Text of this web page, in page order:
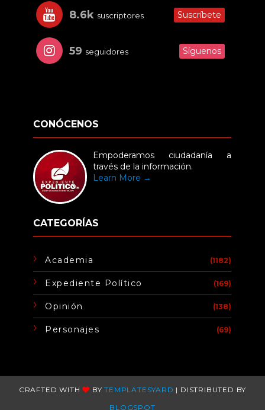
8.6k suscriptores Suscríbete
59 seguidores Síguenos
CONÓCENOS
Empoderamos ciudadanía a
través de la información.
Learn More →
CATEGORÍAS
Academia (1182)
Expediente Político (169)
Opinión (138)
Personajes (69)
CRAFTED WITH BYTEMPLATESYARD | DISTRIBUTED BY
BLOGSPOT